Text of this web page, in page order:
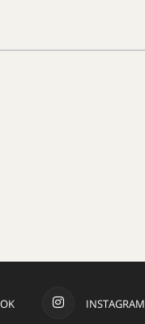
INSTAGRAM